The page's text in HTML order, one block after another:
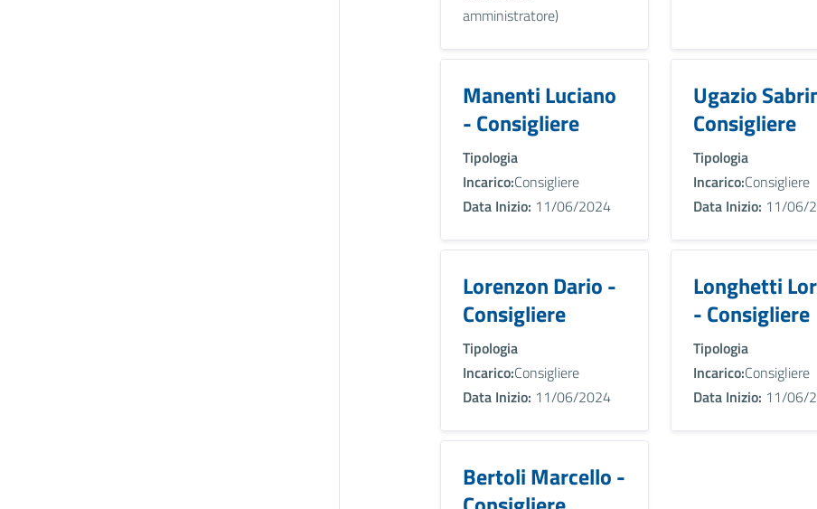
amministratore)
Manenti Luciano
- Consigliere
Tipologia
Incarico:Consigliere
Data Inizio: 11/06/2024
Ugazio
Consigliere
Tipologia
Incarico:Consigliere
Data Inizio: 11/06/
Lorenzon Dario -
Consigliere
Tipologia
Incarico:Consigliere
Data Inizio: 11/06/2024
Longhetti
- Consigliere
Tipologia
Incarico:Consigliere
Data Inizio: 11/06/
Bertoli Marcello -